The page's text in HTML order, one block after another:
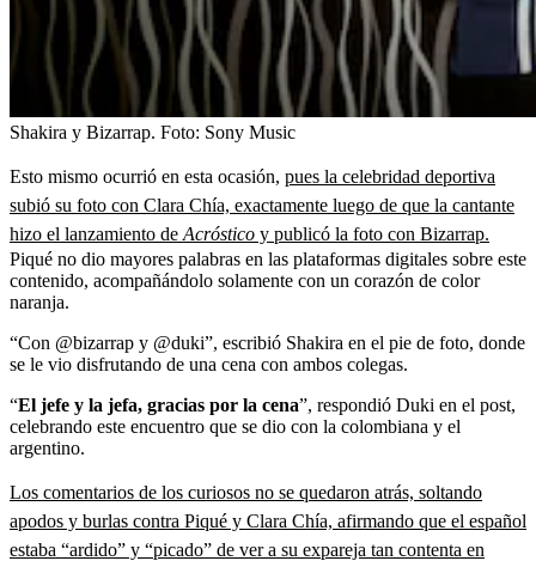
Shakira y Bizarrap. Foto: Sony Music
Esto mismo ocurrió en esta ocasión, pues la celebridad deportiva
subió su foto con Clara Chía, exactamente luego de que la cantante
hizo el lanzamiento de Acróstico y publicó la foto con Bizarrap.
Piqué no dio mayores palabras en las plataformas digitales sobre este
contenido, acompañándolo solamente con un corazón de color
naranja.
“Con @bizarrap y @duki”, escribió Shakira en el pie de foto, donde
se le vio disfrutando de una cena con ambos colegas.
“El jefe y la jefa, gracias por la cena”, respondió Duki en el post,
celebrando este encuentro que se dio con la colombiana y el
argentino.
Los comentarios de los curiosos no se quedaron atrás, soltando
apodos y burlas contra Piqué y Clara Chía, afirmando que el español
estaba “ardido” y “picado” de ver a su expareja tan contenta en